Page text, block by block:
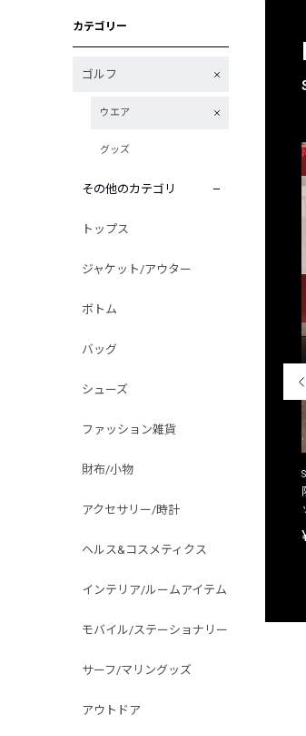
カテゴリー
ゴルフ
ウエア
グッズ
その他のカテゴリ
トップス
ジャケット/アウター
ボトム
バッグ
シューズ
ファッション雑貨
財布/小物
アクセサリー/時計
ヘルス&コスメティクス
インテリア/ルームアイテム
モバイル/ステーショナリー
サーフ/マリングッズ
アウトドア